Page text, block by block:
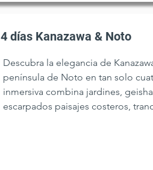
4 días Kanazawa & Noto
Descubra la elegancia de
península de Noto en tan solo
inmersiva combina jardines,
escarpados paisajes costeros,